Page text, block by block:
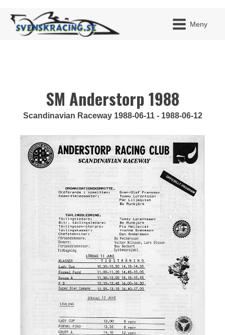
Meny
SM Anderstorp 1988
Scandinavian Raceway 1988-06-11 - 1988-06-12